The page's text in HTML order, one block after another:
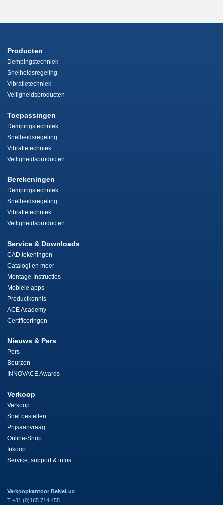
Producten
Dempingstechniek
Snelheidsregeling
Vibratietechniek
Veiligheidsproducten
Toepassingen
Dempingstechniek
Snelheidsregeling
Vibratietechniek
Veiligheidsproducten
Berekeningen
Dempingstechniek
Snelheidsregeling
Vibratietechniek
Veiligheidsproducten
Service & Downloads
CAD tekeningen
Catalogi en meer
Montage-Instructies
Mobiele apps
Productkennis
ACE Academy
Certificeringen
Nieuws & Pers
Pers
Beurzen
INNOVACE Awards
Verkoop
Verkoop
Snel bestellen
Prijsaanvraag
Online-Shop
Inkoop
Service, support & infos
Verkoopkantoor BeNeLux
T +31 (0)165 714 455